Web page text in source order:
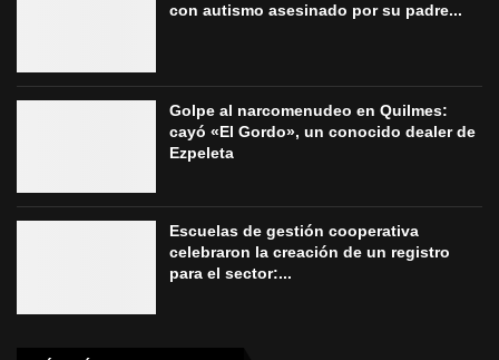
con autismo asesinado por su padre...
Golpe al narcomenudeo en Quilmes:
cayó «El Gordo», un conocido dealer de
Ezpeleta
Escuelas de gestión cooperativa
celebraron la creación de un registro
para el sector:...